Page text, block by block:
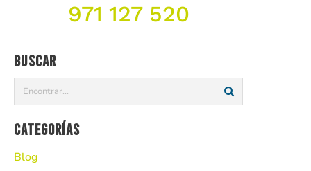
971 127 520
Buscar
Categorías
Blog